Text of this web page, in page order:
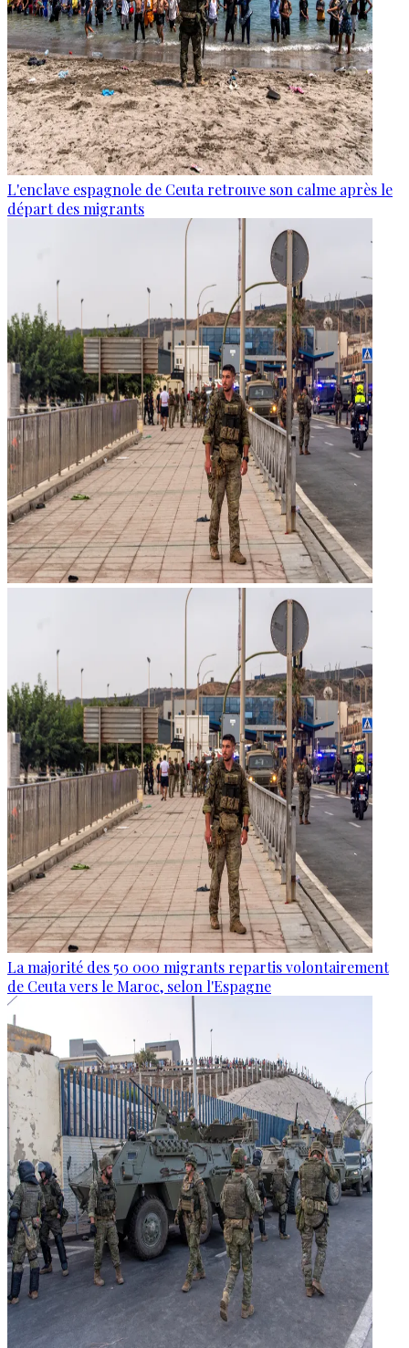
L'enclave espagnole de Ceuta retrouve son calme après le
départ des migrants
La majorité des 50 000 migrants repartis volontairement
de Ceuta vers le Maroc, selon l'Espagne